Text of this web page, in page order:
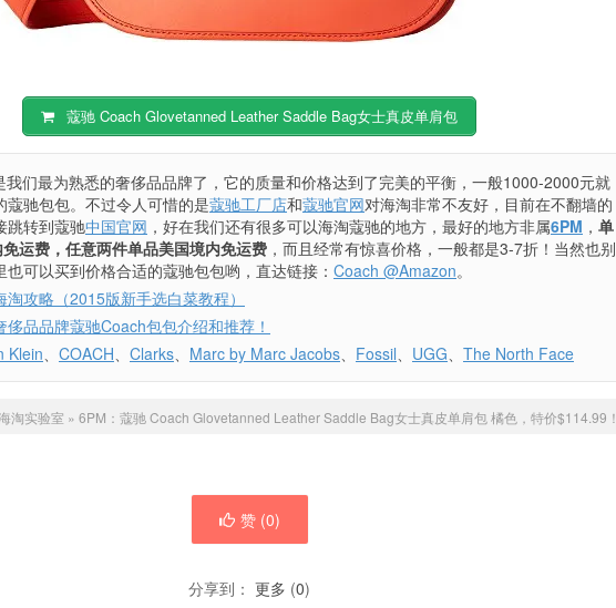
蔻驰 Coach Glovetanned Leather Saddle Bag女士真皮单肩包
我们最为熟悉的奢侈品品牌了，它的质量和价格达到了完美的平衡，一般1000-2000元就
蔻驰包包。不过令人可惜的是蔻驰工厂店和蔻驰官网对海淘非常不友好，目前在不翻墙的
跳转到蔻驰中国官网 ，好在我们还有很多可以海淘蔻驰的地方，最好的地方非属6PM ， 单
运费，任意两件单品美国境内免运费 ，而且经常有惊喜价格，一般都是3-7折！当然也别
可以买到价格合适的蔻驰包包哟，直达链接： Coach @Amazon。
淘攻略（2015版新手选白菜教程）
侈品品牌蔻驰Coach包包介绍和推荐！
Klein、 COACH、 Clarks、 Marc by Marc Jacobs、 Fossil、 UGG、 The North Face
淘实验室 » 6PM：蔻驰 Coach Glovetanned Leather Saddle Bag女士真皮单肩包 橘色，特价$114.99！
赞 (0)
分享到： 更多 (0)